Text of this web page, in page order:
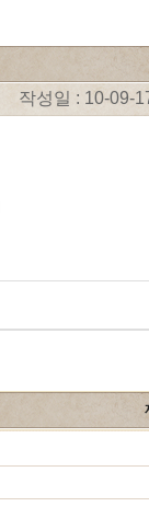
작성일 : 10-09-